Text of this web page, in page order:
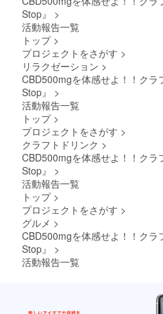
Stop』
>
活動報告一覧
トップ >
プロジェクトをさがす >
リラクゼーション >
CBD500mgを体感せよ！！クラ
Stop』
>
活動報告一覧
トップ >
プロジェクトをさがす >
クラフトドリンク >
CBD500mgを体感せよ！！クラ
Stop』
>
活動報告一覧
トップ >
プロジェクトをさがす >
グルメ >
CBD500mgを体感せよ！！クラ
Stop』
>
活動報告一覧